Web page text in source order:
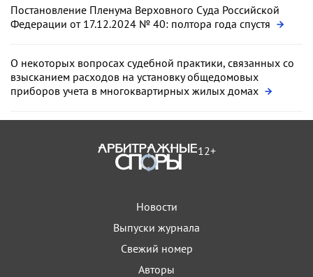
Постановление Пленума Верховного Суда Российской
Федерации от 17.12.2024 № 40: полтора года спустя
О некоторых вопросах судебной практики, связанных со
взысканием расходов на установку общедомовых
приборов учета в многоквартирных жилых домах
12+
Новости
Выпуски журнала
Свежий номер
Авторы